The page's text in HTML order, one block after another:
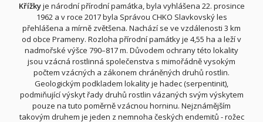
Křížkyje národní přírodní památka, byla vyhlášena 22. prosince
1962 a vroce 2017 byla Správou CHKO Slavkovský les
přehlášena a mírně zvětšena. Nachází se ve vzdálenosti 3 km
od obce Prameny. Rozloha přírodní památky je 4,55 ha a leží v
nadmořské výšce 790–817 m. Důvodem ochrany této lokality
jsou vzácná rostlinná společenstva s mimořádně vysokým
počtem vzácných a zákonem chráněných druhů rostlin.
Geologickým podkladem lokality je hadec (serpentinit),
podmiňující výskyt řady druhů rostlin vázaných svým výskytem
pouze na tuto poměrně vzácnou horninu. Nejznámějším
takovým druhem je jeden z nemnoha českých endemitů - rožec